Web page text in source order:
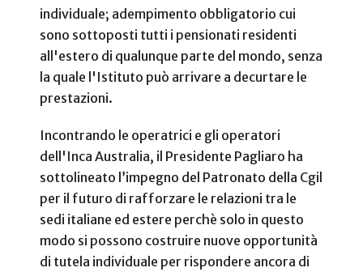
individuale; adempimento obbligatorio cui
sono sottoposti tutti i pensionati residenti
all'estero di qualunque parte del mondo, senza
la quale l'Istituto può arrivare a decurtare le
prestazioni.
Incontrando le operatrici e gli operatori
dell'Inca Australia, il Presidente Pagliaro ha
sottolineato l’impegno del Patronato della Cgil
per il futuro di rafforzare le relazioni tra le
sedi italiane ed estere perchè solo in questo
modo si possono costruire nuove opportunità
di tutela individuale per rispondere ancora di